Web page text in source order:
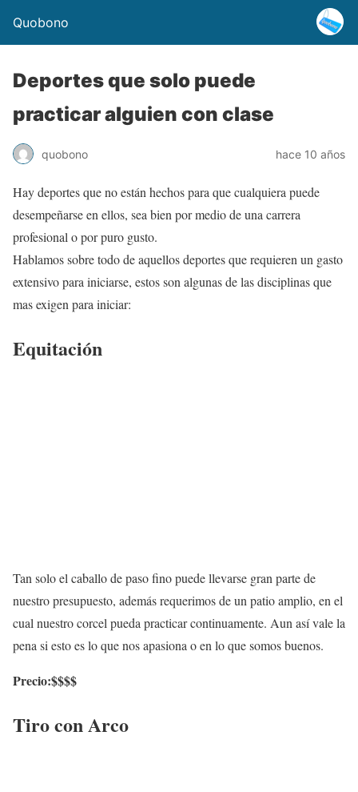
Quobono
Deportes que solo puede
practicar alguien con clase
quobono hace 10 años
Hay deportes que no están hechos para que cualquiera puede
desempeñarse en ellos, sea bien por medio de una carrera
profesional o por puro gusto.
Hablamos sobre todo de aquellos deportes que requieren un gasto
extensivo para iniciarse, estos son algunas de las disciplinas que
mas exigen para iniciar:
Equitación
Tan solo el caballo de paso fino puede llevarse gran parte de
nuestro presupuesto, además requerimos de un patio amplio, en el
cual nuestro corcel pueda practicar continuamente. Aun así vale la
pena si esto es lo que nos apasiona o en lo que somos buenos.
Precio:$$$$
Tiro con Arco